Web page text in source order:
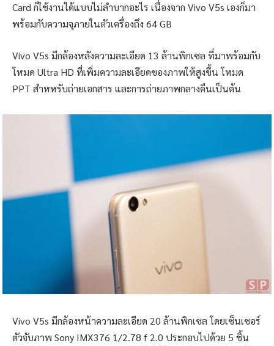
Card ก็ใช้งานได้แบบไม่ลำบากอะไร เนื่องจาก Vivo V5s เองก็มา
พร้อมกับความจุภายในตัวเครื่องถึง 64 GB
Vivo V5s มีกล้องหลังความละเอียด 13 ล้านพิกเซล ที่มาพร้อมกับ
โหมด Ultra HD ที่เพิ่มความละเอียดของภาพให้สูงขึ้น โหมด
PPT สำหหรับถ่ายเอกสาร และการถ่ายภาพกลางคืนเป็นต้น
Vivo V5s มีกล้องหน้าความละเอียด 20 ล้านพิกเซล โดยเซ็นเซอร์
ตัวจับภาพ Sony IMX376 1/2.78 f 2.0 ประกอบไปด้วย 5 ชิ้น